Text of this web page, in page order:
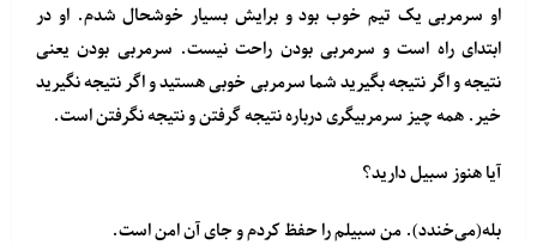
او سرمربی یک تیم خوب بود و برایش بسیار خوشحال شدم. او در
ابتدای راه است و سرمربی بودن راحت نیست. سرمربی بودن یعنی
نتیجه و اگر نتیجه بگیرید شما سرمربی خوبی هستید و اگر نتیجه نگیرید
خیر. همه چیز سرمربیگری درباره نتیجه گرفتن و نتیجه نگرفتن است.
آیا هنوز سبیل دارید؟
بله(می‌خندد). من سبیلم را حفظ کردم و جای آن امن است.